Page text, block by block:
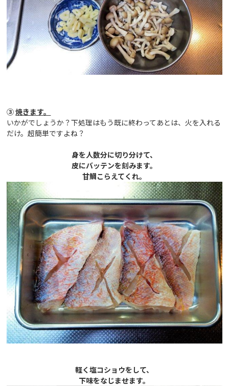
③焼きます。
いかがでしょうか？下処理はもう既に終わってあとは、火を入れる
だけ。超簡単ですよね？
身を人数分に切り分けて、
皮にバッテンを刻みます。
甘鯛こらえてくれ。
軽く塩コショウをして、
下味をなじませます。